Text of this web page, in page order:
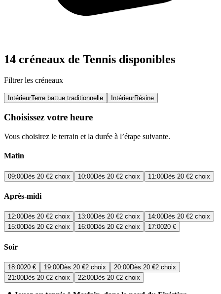
14 créneaux de Tennis disponibles
Filtrer les créneaux
IntérieurTerre battue traditionnelle IntérieurRésine
Choisissez votre heure
Vous choisirez le terrain et la durée à l’étape suivante.
Matin
09:00Dès 20 €2 choix 10:00Dès 20 €2 choix 11:00Dès 20 €2 choix
Après-midi
12:00Dès 20 €2 choix 13:00Dès 20 €2 choix 14:00Dès 20 €2 choix
15:00Dès 20 €2 choix 16:00Dès 20 €2 choix 17:0020 €
Soir
18:0020 € 19:00Dès 20 €2 choix 20:00Dès 20 €2 choix
21:00Dès 20 €2 choix 22:00Dès 20 €2 choix